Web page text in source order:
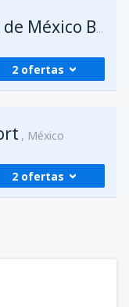
Ciudad de México Ciudad de México Benito Juárez
2 ofertas
(MDE)
México
2 ofertas